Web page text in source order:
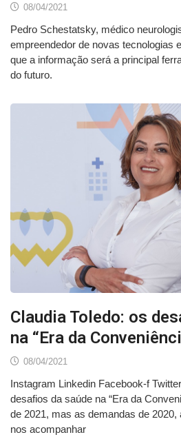
08/04/2021
Pedro Schestatsky, médico
empreendedor de novas tecnologias
que a informação será a principal
do futuro.
Claudia Toledo: os
na “Era da
08/04/2021
Instagram Linkedin Facebook-f
desafios da saúde na “Era da
de 2021, mas as demandas de
nos acompanhar